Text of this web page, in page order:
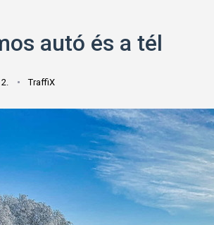
autó és a tél
TraffiX